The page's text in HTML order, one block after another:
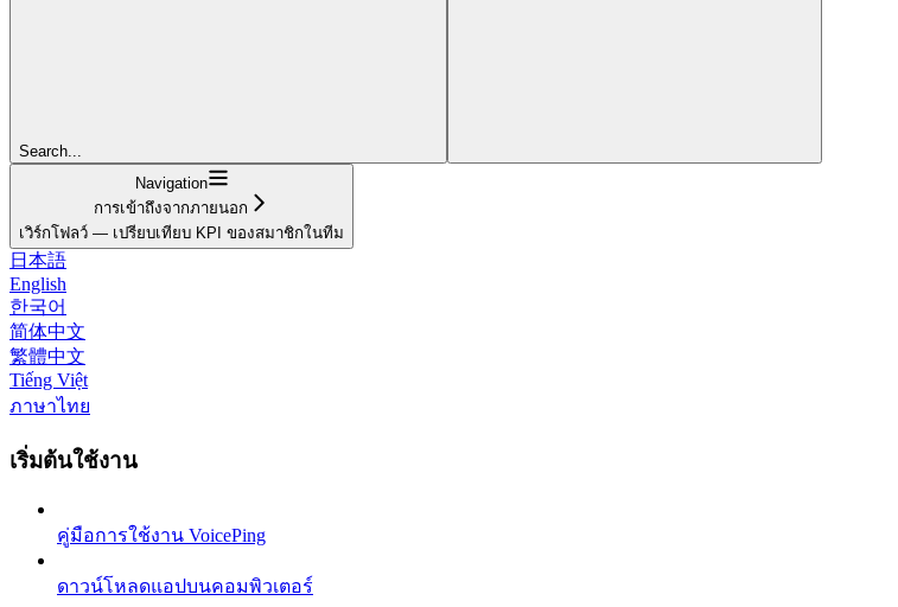
Search...
Navigation
การเข้าถึงจากภายนอก
เวิร์กโฟลว์ — เปรียบเทียบ KPI ของสมาชิกในทีม
日本語
English
한국어
简体中文
繁體中文
Tiếng Việt
ภาษาไทย
เริ่มต้นใช้งาน
คู่มือการใช้งาน VoicePing
ดาวน์โหลดแอปบนคอมพิวเตอร์